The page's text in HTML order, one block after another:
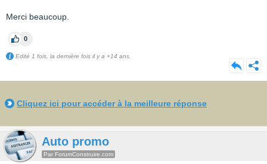
Merci beaucoup.
0
Edité 1 fois, la dernière fois il y a +14 ans.
Cliquez ici pour accéder à la meilleure réponse
Auto promo
Par ForumConstruire.com